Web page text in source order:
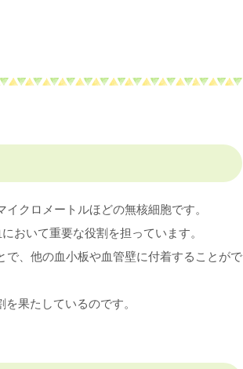
クロメートルほどの無核細胞です。
おいて重要な役割を担っています。
、他の血小板や血管壁に付着することがで
果たしているのです。